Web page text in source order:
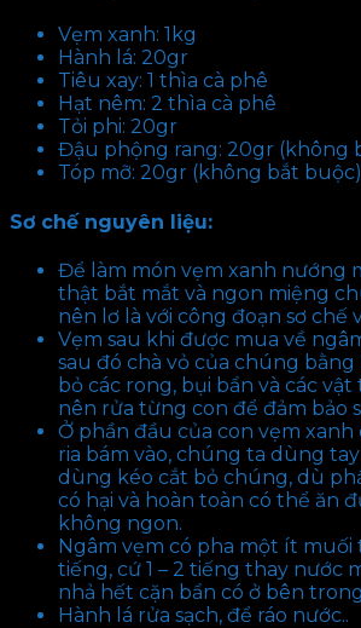
Vẹm xanh: 1kg
Hành lá: 20gr
Tiêu xay: 1 thìa cà phê
Hạt nêm: 2 thìa cà phê
Tỏi phi: 20gr
Đậu phộng rang: 20gr (không
Tóp mỡ: 20gr (không bắt buộc)
Sơ chế nguyên liệu:
Để làm món vẹm xanh nướng
thật bắt mắt và ngon miệng
nên lơ là với công đoạn sơ chế
Vẹm sau khi được mua về
sau đó chà vỏ của chúng bằng
bỏ các rong, bụi bẩn và các
nên rửa từng con để đảm bảo
Ở phần đầu của con vẹm
ria bám vào, chúng ta dùng
dùng kéo cắt bỏ chúng, dù
có hại và hoàn toàn có thể ăn
không ngon.
Ngâm vẹm có pha một ít
tiếng, cứ 1 – 2 tiếng thay nước
nhả hết cặn bẩn có ở bên
Hành lá rửa sạch, để ráo nước..